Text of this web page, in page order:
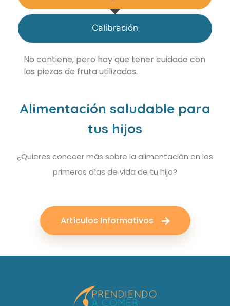
Calibración
No contiene, pero hay que tener cuidado con
las piezas de fruta utilizadas.
Alimentación saludable para
tus hijos
¿Quieres conocer más sobre la alimentación en los
primeros días de vida de tu hijo?
Artículos Informativos